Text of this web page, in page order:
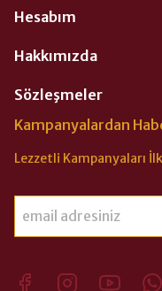
Hesabım
Hakkımızda
Sözleşmeler
Kampanyalardan
Lezzetli Kampanyaları